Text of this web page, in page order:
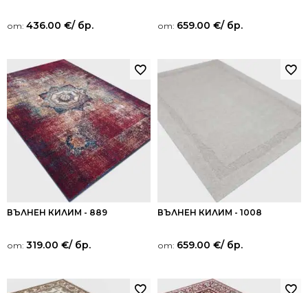
от: 436.00 €/ бр. от: 659.00 €/ бр.
ВЪЛНЕН КИЛИМ - 889
от: 319.00 €/ бр.
ВЪЛНЕН КИЛИМ - 1008
от: 659.00 €/ бр.